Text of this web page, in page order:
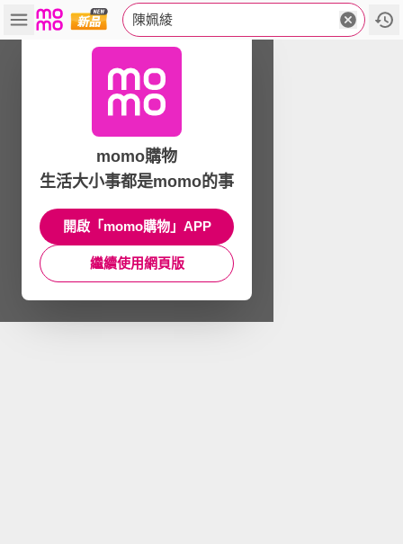
陳姵綾
momo購物
生活大小事都是momo的事
開啟「momo購物」APP
繼續使用網頁版